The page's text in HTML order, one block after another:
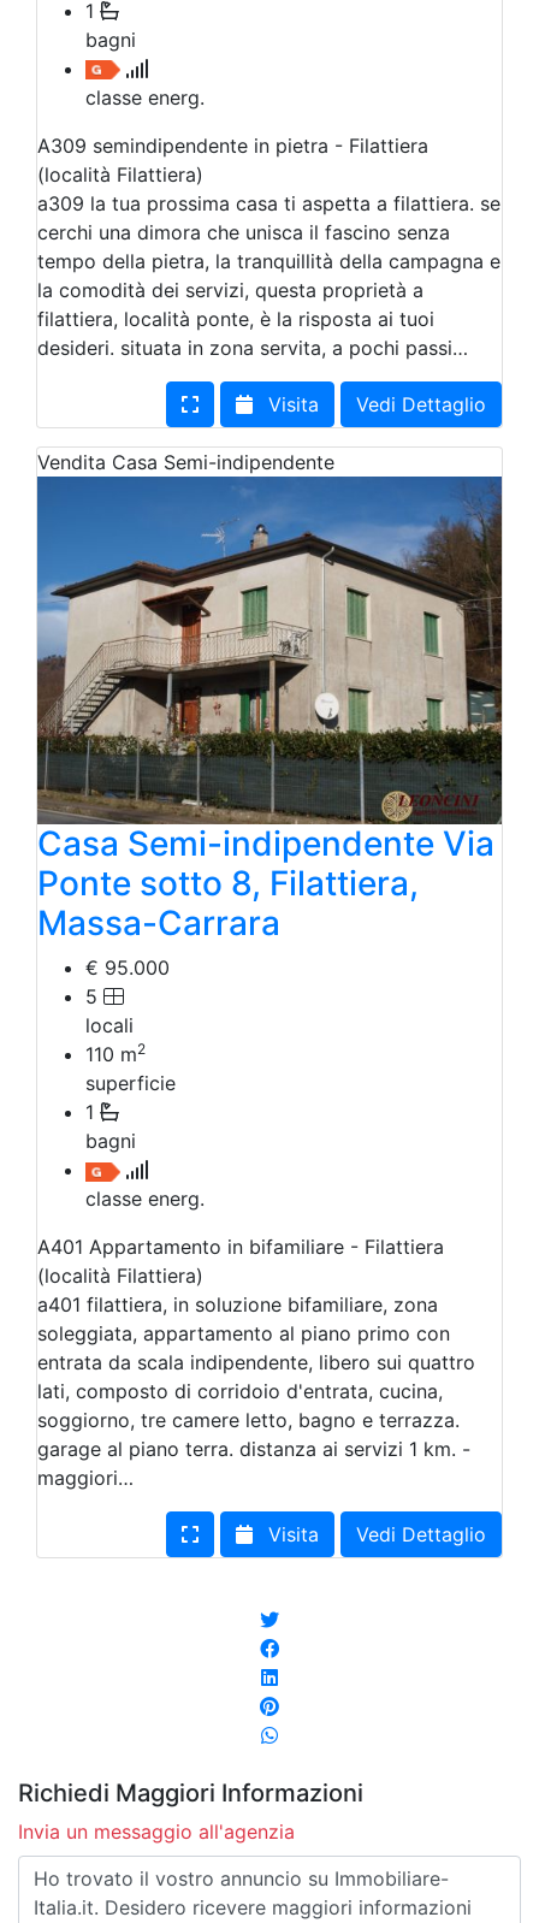
1
bagni
classe energ.
A309 semindipendente in pietra - Filattiera
(località Filattiera)
a309 la tua prossima casa ti aspetta a filattiera. se
cerchi una dimora che unisca il fascino senza
tempo della pietra, la tranquillità della campagna e
la comodità dei servizi, questa proprietà a
filattiera, località ponte, è la risposta ai tuoi
desideri. situata in zona servita, a pochi passi…
Visita Vedi Dettaglio
Vendita Casa Semi-indipendente
Casa Semi-indipendente Via
Ponte sotto 8, Filattiera,
Massa-Carrara
€ 95.000
5
locali
110 m2
superficie
1
bagni
classe energ.
A401 Appartamento in bifamiliare - Filattiera
(località Filattiera)
a401 filattiera, in soluzione bifamiliare, zona
soleggiata, appartamento al piano primo con
entrata da scala indipendente, libero sui quattro
lati, composto di corridoio d'entrata, cucina,
soggiorno, tre camere letto, bagno e terrazza.
garage al piano terra. distanza ai servizi 1 km. -
maggiori…
Visita Vedi Dettaglio
Richiedi Maggiori Informazioni
Invia un messaggio all'agenzia